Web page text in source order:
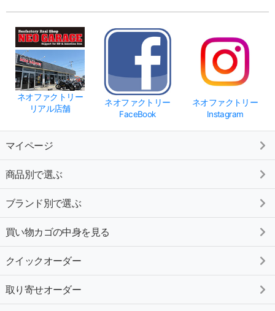
ネオファクトリー
リアル店舗
ネオファクトリー
FaceBook
ネオファクトリー
Instagram
マイページ
商品別で選ぶ
ブランド別で選ぶ
買い物カゴの中身を見る
クイックオーダー
取り寄せオーダー